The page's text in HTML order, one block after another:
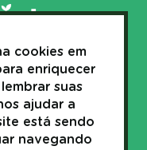
Brasil
cookies em
enriquecer
suas
ajudar a
está sendo
navegando